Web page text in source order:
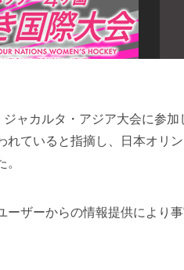
ャカルタ・アジア大会に参加
ていると指摘し、日本オリ
ーザーからの情報提供により